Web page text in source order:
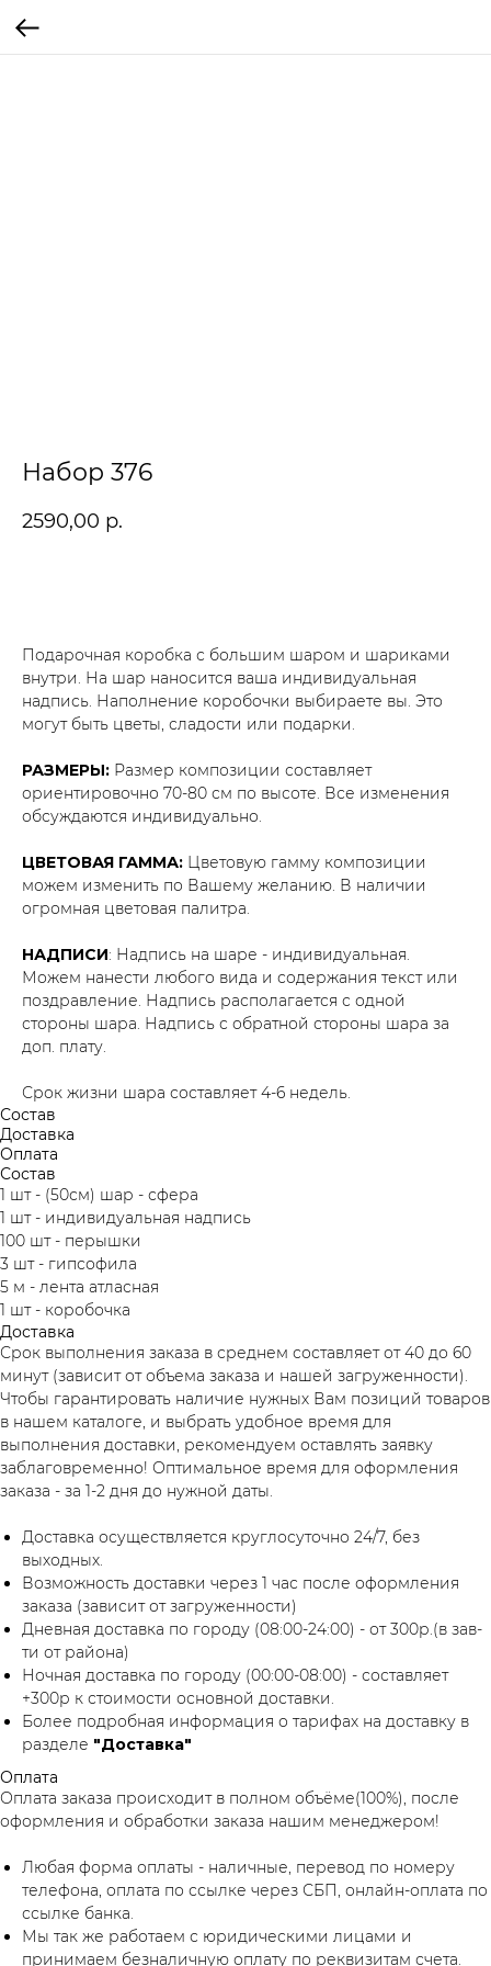
Набор 376
2590,00 р.
Подарочная коробка с большим шаром и шариками
внутри. На шар наносится ваша индивидуальная
надпись. Наполнение коробочки выбираете вы. Это
могут быть цветы, сладости или подарки.
РАЗМЕРЫ: Размер композиции составляет
ориентировочно 70-80 см по высоте. Все изменения
обсуждаются индивидуально.
ЦВЕТОВАЯ ГАММА: Цветовую гамму композиции
можем изменить по Вашему желанию. В наличии
огромная цветовая палитра.
НАДПИСИ: Надпись на шаре - индивидуальная.
Можем нанести любого вида и содержания текст или
поздравление. Надпись располагается с одной
стороны шара. Надпись с обратной стороны шара за
доп. плату.
Срок жизни шара составляет 4-6 недель.
Состав
Доставка
Оплата
Состав
1 шт - (50см) шар - сфера
1 шт - индивидуальная надпись
100 шт - перышки
3 шт - гипсофила
5 м - лента атласная
1 шт - коробочка
Доставка
Срок выполнения заказа в среднем составляет от 40 до 60
минут (зависит от объема заказа и нашей загруженности).
Чтобы гарантировать наличие нужных Вам позиций товаров
в нашем каталоге, и выбрать удобное время для
выполнения доставки, рекомендуем оставлять заявку
заблаговременно! Оптимальное время для оформления
заказа - за 1-2 дня до нужной даты.
Доставка осуществляется круглосуточно 24/7, без
выходных.
Возможность доставки через 1 час после оформления
заказа (зависит от загруженности)
Дневная доставка по городу (08:00-24:00) - от 300р.(в зав-
ти от района)
Ночная доставка по городу (00:00-08:00) - составляет
+300р к стоимости основной доставки.
Более подробная информация о тарифах на доставку в
разделе "Доставка"
Оплата
Оплата заказа происходит в полном объёме(100%), после
оформления и обработки заказа нашим менеджером!
Любая форма оплаты - наличные, перевод по номеру
телефона, оплата по ссылке через СБП, онлайн-оплата по
ссылке банка.
Мы так же работаем с юридическими лицами и
принимаем безналичную оплату по реквизитам счета.